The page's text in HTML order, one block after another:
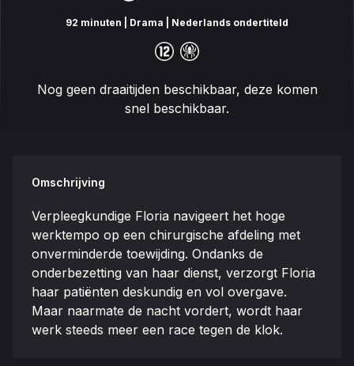
92 minuten | Drama | Nederlands ondertiteld
Nog geen draaitijden beschikbaar, deze komen
snel beschikbaar.
Omschrijving
Verpleegkundige Floria navigeert het hoge
werktempo op een chirurgische afdeling met
onverminderde toewijding. Ondanks de
onderbezetting van haar dienst, verzorgt Floria
haar patiënten deskundig en vol overgave.
Maar naarmate de nacht vordert, wordt haar
werk steeds meer een race tegen de klok.